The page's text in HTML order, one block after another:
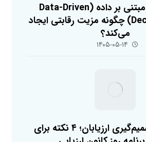
تصمیم‌گیری مبتنی بر داده (Data-Driven
Decision Making) چگونه مزیت رقابتی ایجاد
می‌کند؟
۱۴۰۵-۰۵-۱۴
اثر زمان بر تصمیم‌گیری ارزیابان؛ ۴ نکته برای